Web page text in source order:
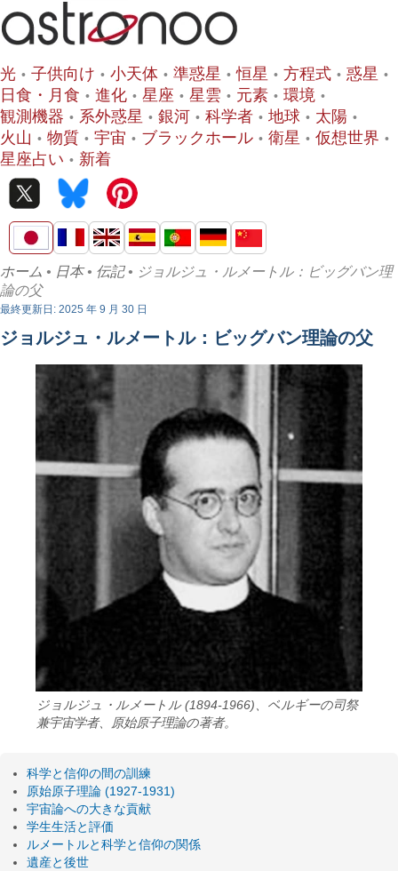
光 子供向け 小天体 準惑星 恒星 方程式
惑星
日食・月食
進化 星座 星雲 元素
環境
観測機器
系外惑星 銀河 科学者 地球
太陽
火山
物質 宇宙 ブラックホール 衛星
仮想世界
星座占い
新着
ホーム • 日本• 伝記• ジョルジュ・ルメートル：ビッグバン理
論の父
最終更新日: 2025 年 9 月 30 日
ジョルジュ・ルメートル：ビッグバン理論の父
ジョルジュ・ルメートル (1894-1966)、ベルギーの司祭
兼宇宙学者、原始原子理論の著者。
科学と信仰の間の訓練
原始原子理論 (1927-1931)
宇宙論への大きな貢献
学生生活と評価
ルメートルと科学と信仰の関係
遺産と後世